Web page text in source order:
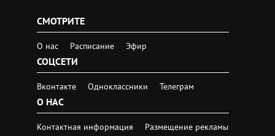
СМОТРИТЕ
О нас Расписание Эфир
СОЦСЕТИ
Вконтакте Одноклассники Телеграм
О НАС
Контактная информация
Размещение рекламы